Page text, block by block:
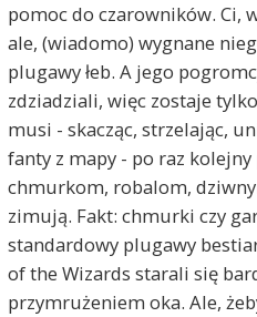
pomoc do czarowników. Ci,
ale, (wiadomo) wygnane
plugawy łeb. A jego
zdziadziali, więc zostaje
musi - skacząc, strzelając,
fanty z mapy - po raz
chmurkom, robalom,
zimują. Fakt: chmurki czy
standardowy plugawy
of the Wizards starali się
przymrużeniem oka. Ale,